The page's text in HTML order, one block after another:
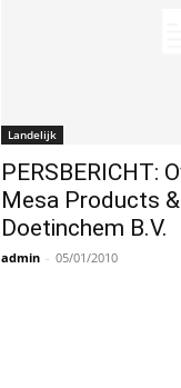
Landelijk
PERSBERICHT:
Mesa Products
Doetinchem B.V.
admin - 05/01/2010